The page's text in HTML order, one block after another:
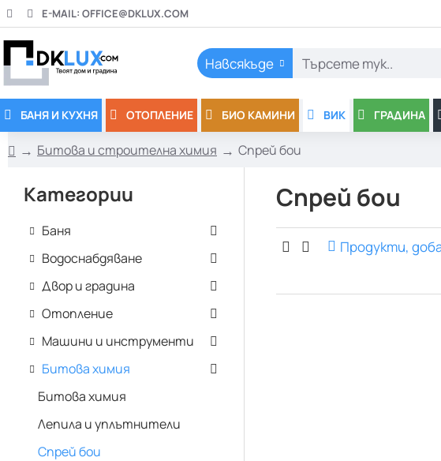
E-MAIL: OFFICE@DKLUX.COM
Навсякъде
Търсете
БАНЯ И КУХНЯ ОТОПЛЕНИЕ БИО КАМИНИ ВИК ГРАДИНА
Битова и строителна химия Спрей бои
Категории
Баня
Водоснабдяване
Двор и градина
Отопление
Машини и инструменти
Битова химия
Битова химия
Лепила и уплътнители
Спрей бои
Спрей бои
Продукти,